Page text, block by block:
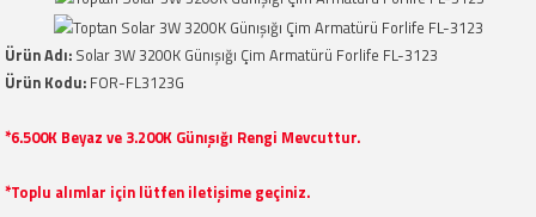
Ürün Adı: Solar 3W 3200K Günışığı Çim Armatürü Forlife FL-3123
Ürün Kodu: FOR-FL3123G
*6.500K Beyaz ve 3.200K Günışığı Rengi Mevcuttur.
*Toplu alımlar için lütfen iletişime geçiniz.